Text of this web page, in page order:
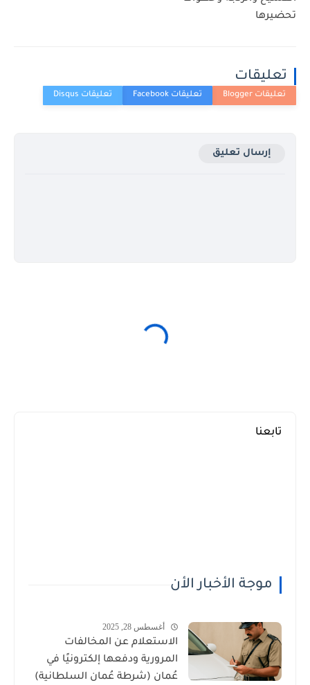
تحضيرها
تعليقات
إرسال تعليق
تابعنا
موجة الأخبار الأن
أغسطس 28, 2025
الاستعلام عن المخالفات
المرورية ودفعها إلكترونيًا في
عُمان (شرطة عُمان السلطانية)